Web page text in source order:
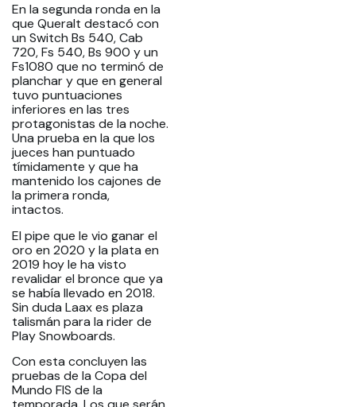
En la segunda ronda en la
que Queralt destacó con
un Switch Bs 540, Cab
720, Fs 540, Bs 900 y un
Fs1080 que no terminó de
planchar y que en general
tuvo puntuaciones
inferiores en las tres
protagonistas de la noche.
Una prueba en la que los
jueces han puntuado
tímidamente y que ha
mantenido los cajones de
la primera ronda,
intactos.
El pipe que le vio ganar el
oro en 2020 y la plata en
2019 hoy le ha visto
revalidar el bronce que ya
se había llevado en 2018.
Sin duda Laax es plaza
talismán para la rider de
Play Snowboards.
Con esta concluyen las
pruebas de la Copa del
Mundo FIS de la